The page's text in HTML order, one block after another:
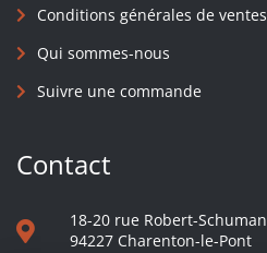
Conditions générales de ventes
Qui sommes-nous
Suivre une commande
Contact
18-20 rue Robert-Schuman
94227 Charenton-le-Pont